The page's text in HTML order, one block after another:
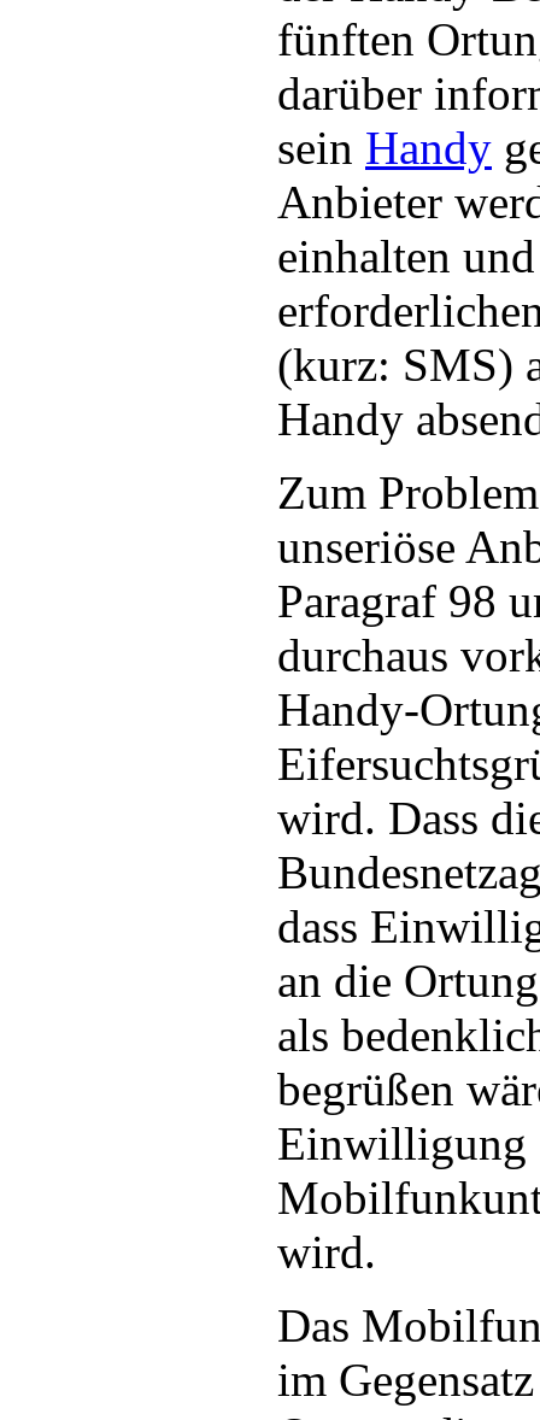
fünften
darüber
sein Handy
Anbieter
einhalten
(kurz: SMS)
Handy
Zum
unseriöse
Paragraf 98
durchaus
Handy-
wird. Dass
dass
an die
als
begrüßen
Einwilligung
wird.
Das
im